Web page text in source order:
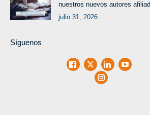
nuestros nuevos autores
julio 31, 2026
Síguenos
Facebook
X LinkedInYoutube
Instagram